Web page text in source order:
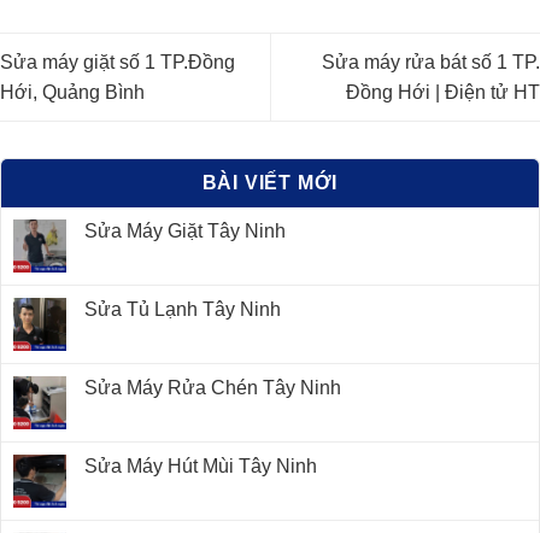
Sửa máy giặt số 1 TP.Đồng
Hới, Quảng Bình
Sửa máy rửa bát số 1 TP.
Đồng Hới | Điện tử HT
BÀI VIẾT MỚI
Sửa Máy Giặt Tây Ninh
Sửa Tủ Lạnh Tây Ninh
Sửa Máy Rửa Chén Tây Ninh
Sửa Máy Hút Mùi Tây Ninh